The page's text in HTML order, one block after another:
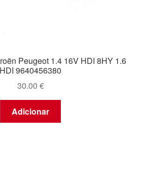
Peugeot 1.4 16V HDI 8HY 1.6
HDI 9640456380
30.00 €
Adicionar